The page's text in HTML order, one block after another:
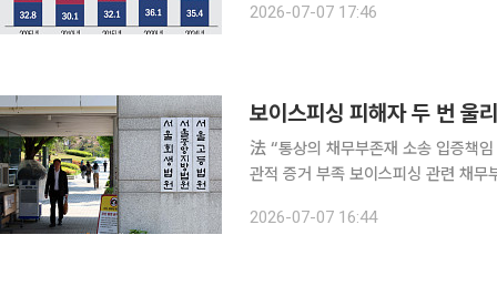
조·판매 4개사에 역대 최대 규모의 과
2026-07-07 17:46
法 “통상의 채무부존재 소송 입증책
관적 증거 부족 보이스피싱 관련 채무부존재 소송에서 계좌명의인이 돈을 정당하게 취득했다는 점
2026-07-07 16:44